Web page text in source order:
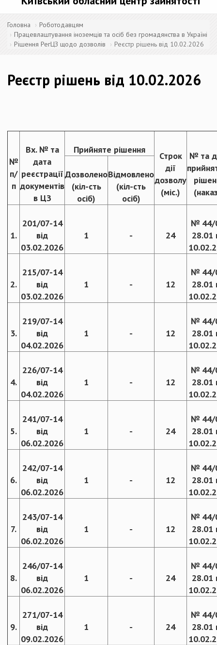
Головна
Роботодавцям
Працевлаштування іноземців та осіб без громадянства в Україні
Рішення РегЦЗ щодо дозволів
Реєстр рішень від 10.02.2026
Реєстр рішень від 10.02.2026
№
п/
п
Вх. № та
дата
реєстрації
документів
в ЦЗ
Прийняте рішення
Строк
дії
дозволу
(міс.)
№ та
Дозволено
(кіл-сть
осіб)
Відмовлено
(кіл-сть
осіб)
1.
201/07-14
від
03.02.2026
1 - 24
№ 44/
28.01
2.
215/07-14
від
03.02.2026
1 - 12
№ 44/
28.01
3.
219/07-14
від
04.02.2026
1 - 12
№ 44/
28.01
4.
226/07-14
від
04.02.2026
1 - 12
№ 44/
28.01
5.
241/07-14
від
06.02.2026
1 - 24
№ 44/
28.01
6.
242/07-14
від
06.02.2026
1 - 12
№ 44/
28.01
7.
243/07-14
від
06.02.2026
1 - 12
№ 44/
28.01
8.
246/07-14
від
06.02.2026
1 - 24
№ 44/
28.01
9.
271/07-14
від
09.02.2026
1 - 24
№ 44/
28.01